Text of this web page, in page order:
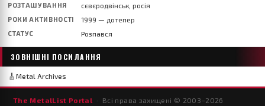
РОЗТАШУВАННЯ сєвєродвінськ, росія
РОКИ АКТИВНОСТІ 1999 — дотепер
СТАТУС Розпався
ЗОВНІШНІ ПОСИЛАННЯ
🎸 Metal Archives
The MetalList Portal · Всі права захищені © 2003–2026